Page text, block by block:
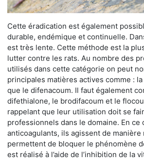
Cette éradication est également
durable, endémique et continuelle.
est très lente. Cette méthode est la
lutter contre les rats. Au nombre des
utilisés dans cette catégorie on peut
principales matières actives comme :
que le difenacoum. Il faut également
difethialone, le brodifacoum et le
rappelant que leur utilisation doit se
professionnels dans le domaine. En ce
anticoagulants, ils agissent de manière
permettent de bloquer le phénomène
est réalisé à l’aide de l’inhibition de la